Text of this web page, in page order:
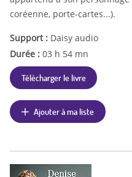
coréenne, porte-cartes...).
Support : Daisy audio
Durée : 03 h 54 mn
Télécharger le livre
Ajouter à ma liste